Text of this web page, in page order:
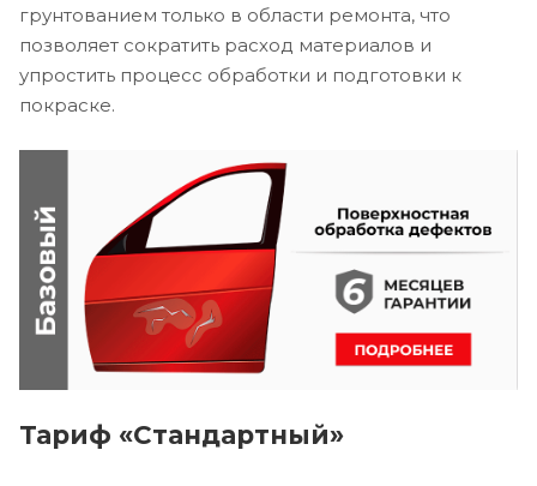
грунтованием только в области ремонта, что
позволяет сократить расход материалов и
упростить процесс обработки и подготовки к
покраске.
Тариф «Стандартный»